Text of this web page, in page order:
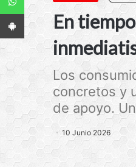
En
Los
concretos y
de apoyo.
10 Junio 2026
App Android